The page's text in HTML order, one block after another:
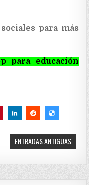
para más
para educación
ENTRADAS ANTIGUAS